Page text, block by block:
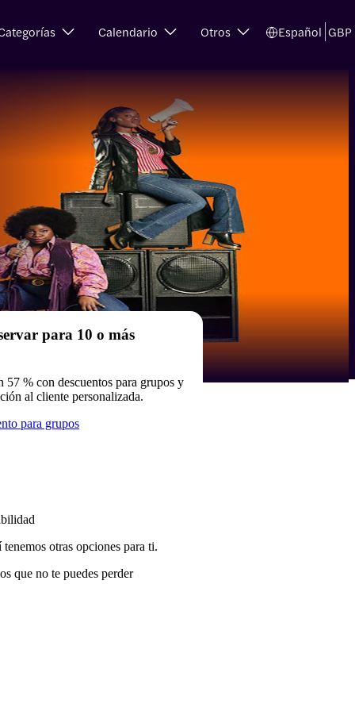
Calendario Otros Español GBP
para 10 o más
57 % con descuentos para grupos y
al cliente personalizada.
para grupos
tenemos otras opciones para ti.
que no te puedes perder